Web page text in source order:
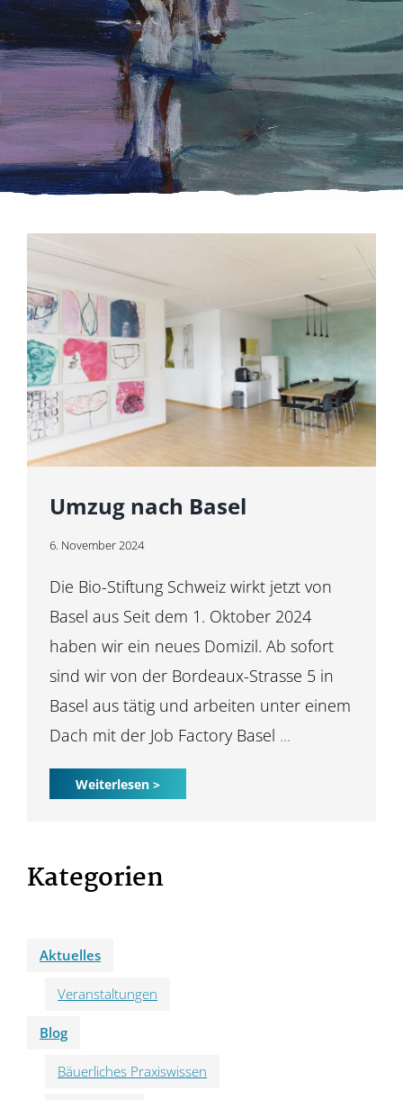
Umzug nach Basel
6. November 2024
Die Bio-Stiftung Schweiz wirkt jetzt von
Basel aus Seit dem 1. Oktober 2024
haben wir ein neues Domizil. Ab sofort
sind wir von der Bordeaux-Strasse 5 in
Basel aus tätig und arbeiten unter einem
Dach mit der Job Factory Basel ...
Kategorien
Aktuelles
Veranstaltungen
Blog
Bäuerliches Praxiswissen